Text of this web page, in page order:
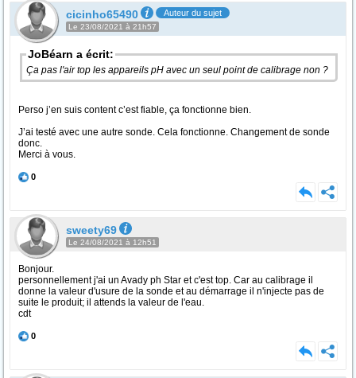
cicinho65490 Auteur du sujet
Le 23/08/2021 à 21h57
JoBéarn a écrit:
Ça pas l'air top les appareils pH avec un seul point de calibrage non ?
Perso j’en suis content c’est fiable, ça fonctionne bien.
J’ai testé avec une autre sonde. Cela fonctionne. Changement de sonde
donc.
Merci à vous.
0
sweety69
Le 24/08/2021 à 12h51
Bonjour.
personnellement j'ai un Avady ph Star et c'est top. Car au calibrage il
donne la valeur d'usure de la sonde et au démarrage il n'injecte pas de
suite le produit; il attends la valeur de l'eau.
cdt
0